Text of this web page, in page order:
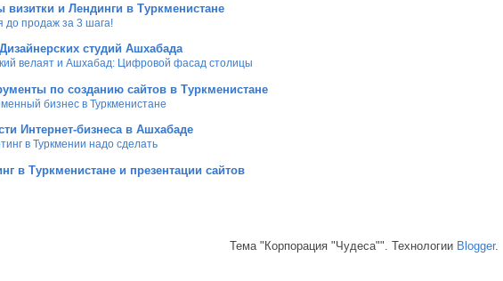
визитки и Лендинги в Туркменистане
до продаж за 3 шага!
студий Ашхабада
велаят и Ашхабад: Цифровой фасад столицы
по созданию сайтов в Туркменистане
бизнес в Туркменистане
Интернет-бизнеса в Ашхабаде
в Туркмении надо сделать
в Туркменистане и презентации сайтов
Тема "Корпорация "Чудеса"". Технологии Blogger.